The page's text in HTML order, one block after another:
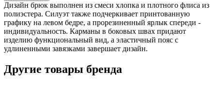
Дизайн брюк выполнен из смеси хлопка и плотного флиса из
полиэстера. Силуэт также подчеркивает принтованную
графику на левом бедре, а прорезиненный ярлык спереди -
индивидуальность. Карманы в боковых швах придают
изделию функциональный вид, а эластичный пояс с
удлиненными завязками завершает дизайн.
Другие товары бренда